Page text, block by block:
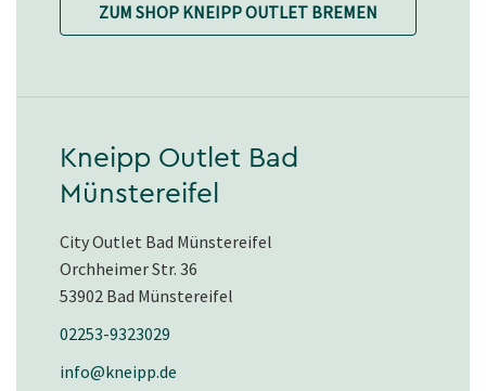
ZUM SHOP KNEIPP OUTLET BREMEN
Kneipp Outlet Bad
Münstereifel
City Outlet Bad Münstereifel
Orchheimer Str. 36
53902 Bad Münstereifel
02253-9323029
info@kneipp.de